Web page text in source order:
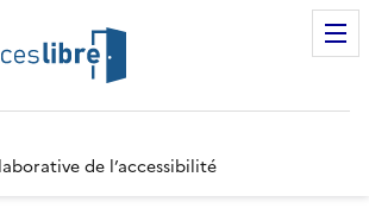
de l’accessibilité